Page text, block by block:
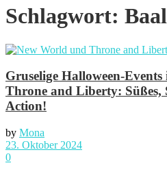
Schlagwort:
Gruselige Halloween-
Throne and Liberty: Süßes,
Action!
by Mona
23. Oktober 2024
0